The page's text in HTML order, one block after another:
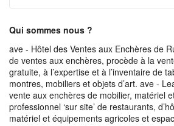
Qui sommes nous ?
ave - Hôtel des Ventes aux Enchères de
de ventes aux enchères, procède à la
gratuite, à l’expertise et à l’inventaire de
montres, mobiliers et objets d’art. ave -
vente aux enchères de mobilier, matériel
professionnel ‘sur site’ de restaurants,
matériel et équipements agricoles et